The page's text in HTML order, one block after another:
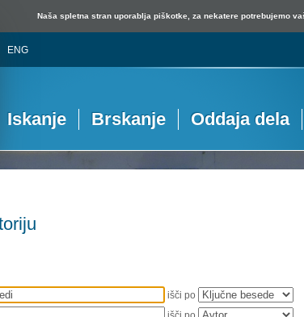
Naša spletna stran uporablja piškotke, za nekatere potrebujemo
ENG
Iskanje Brskanje Oddaja dela
išči po